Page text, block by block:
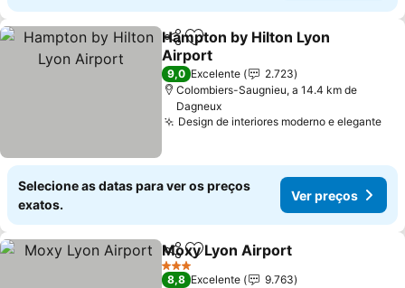
PartilharAdicionar aos favoritos
Hampton by Hilton Lyon
Airport
Ver preços
9,0 Excelente
2.723
Colombiers-Saugnieu, a 14.4 km de
Dagneux
Design de interiores moderno e elegante
Selecione as datas para ver os preços
exatos.
Ver preços
PartilharAdicionar aos favoritos
Moxy Lyon Airport
3 Estrelas
8,8 Excelente
9.763